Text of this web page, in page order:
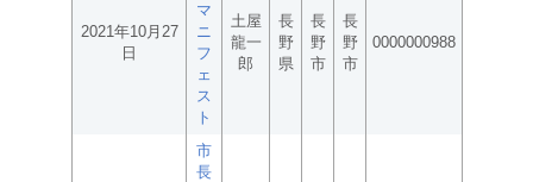
2021年10月27
日
マ
ニ
フ
ェ
ス
ト
土屋
龍一
郎
長
野
県
長
野
市
長
野
市
0000000988
市
長